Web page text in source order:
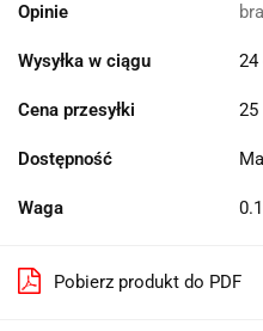
Opinie
Wysyłka w ciągu 24
Cena przesyłki 25
Dostępność
Waga
Pobierz produkt do PDF